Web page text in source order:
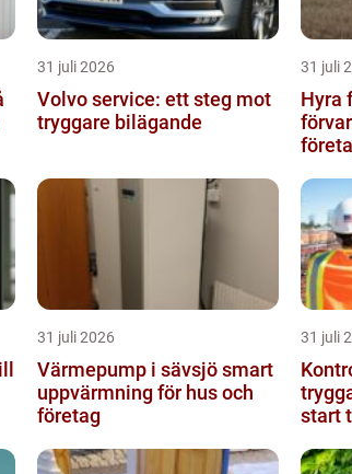
31 juli 2026
Volvo service: ett steg mot
tryggare bilägande
31 juli
Hyra
31 juli 2026
Värmepump i sävsjö smart
uppvärmning för hus och
företag
31 juli
start